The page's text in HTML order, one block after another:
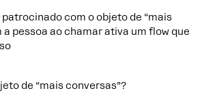
com o objeto de “mais
a pessoa ao chamar ativa um flow que
de “mais conversas”?